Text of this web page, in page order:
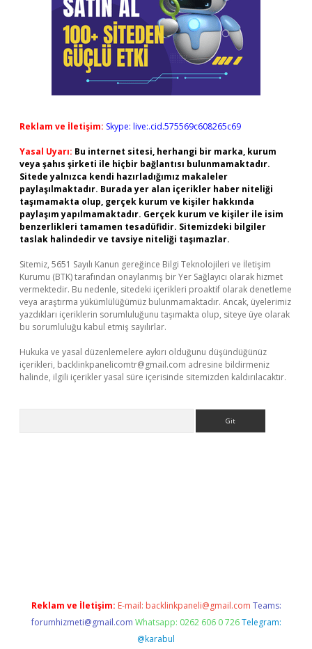
Reklam ve İletişim: Skype: live:.cid.575569c608265c69
Yasal Uyarı: Bu internet sitesi, herhangi bir marka, kurum
veya şahıs şirketi ile hiçbir bağlantısı bulunmamaktadır.
Sitede yalnızca kendi hazırladığımız makaleler
paylaşılmaktadır. Burada yer alan içerikler haber niteliği
taşımamakta olup, gerçek kurum ve kişiler hakkında
paylaşım yapılmamaktadır. Gerçek kurum ve kişiler ile isim
benzerlikleri tamamen tesadüfidir. Sitemizdeki bilgiler
taslak halindedir ve tavsiye niteliği taşımazlar.
Sitemiz, 5651 Sayılı Kanun gereğince Bilgi Teknolojileri ve İletişim
Kurumu (BTK) tarafından onaylanmış bir Yer Sağlayıcı olarak hizmet
vermektedir. Bu nedenle, sitedeki içerikleri proaktif olarak denetleme
veya araştırma yükümlülüğümüz bulunmamaktadır. Ancak, üyelerimiz
yazdıkları içeriklerin sorumluluğunu taşımakta olup, siteye üye olarak
bu sorumluluğu kabul etmiş sayılırlar.
Hukuka ve yasal düzenlemelere aykırı olduğunu düşündüğünüz
içerikleri, backlinkpanelicomtr@gmail.com adresine bildirmeniz
halinde, ilgili içerikler yasal süre içerisinde sitemizden kaldırılacaktır.
Reklam ve İletişim: E-mail: backlinkpaneli@gmail.com Teams:
forumhizmeti@gmail.com Whatsapp: 0262 606 0 726 Telegram:
@karabul